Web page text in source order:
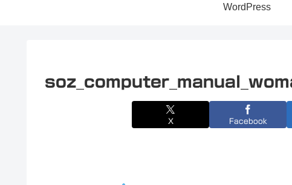
WordPress
X Facebook